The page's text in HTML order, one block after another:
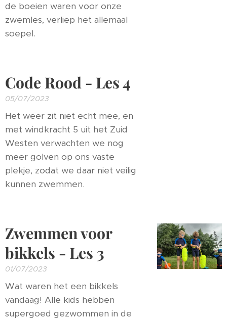
de boeien waren voor onze
zwemles, verliep het allemaal
soepel. 🎶🙆‍♂️
Code Rood - Les 4
05/07/2023
Het weer zit niet echt mee, en
met windkracht 5 uit het Zuid
Westen verwachten we nog
meer golven op ons vaste
plekje, zodat we daar niet veilig
kunnen zwemmen.
Zwemmen voor
bikkels - Les 3
01/07/2023
Wat waren het een bikkels
vandaag! Alle kids hebben
supergoed gezwommen in de